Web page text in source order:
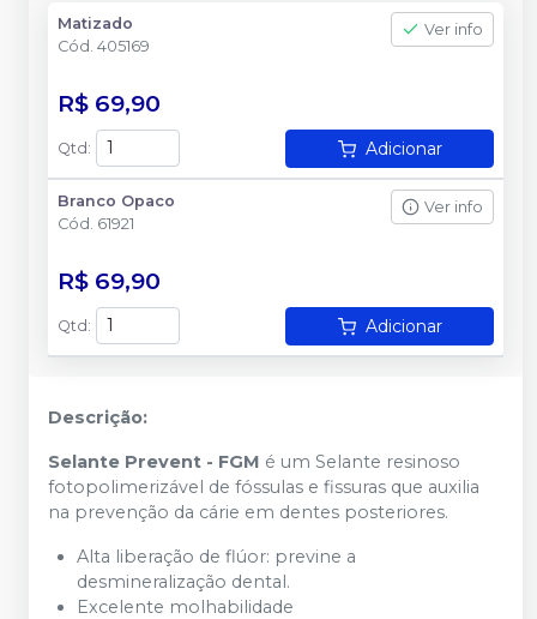
Matizado
Cód. 405169
Ver info
R$ 69,90
Qtd : Adicionar
Branco Opaco
Cód. 61921
Ver info
R$ 69,90
Qtd : Adicionar
Descrição:
Selante Prevent - FGM é um Selante resinoso
fotopolimerizável de fóssulas e fissuras que auxilia
na prevenção da cárie em dentes posteriores.
Alta liberação de flúor: previne a
desmineralização dental.
Excelente molhabilidade